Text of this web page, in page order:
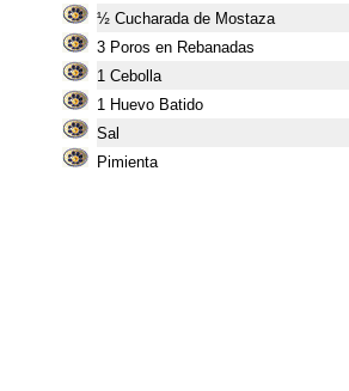
½ Cucharada de Mostaza
3 Poros en Rebanadas
1 Cebolla
1 Huevo Batido
Sal
Pimienta